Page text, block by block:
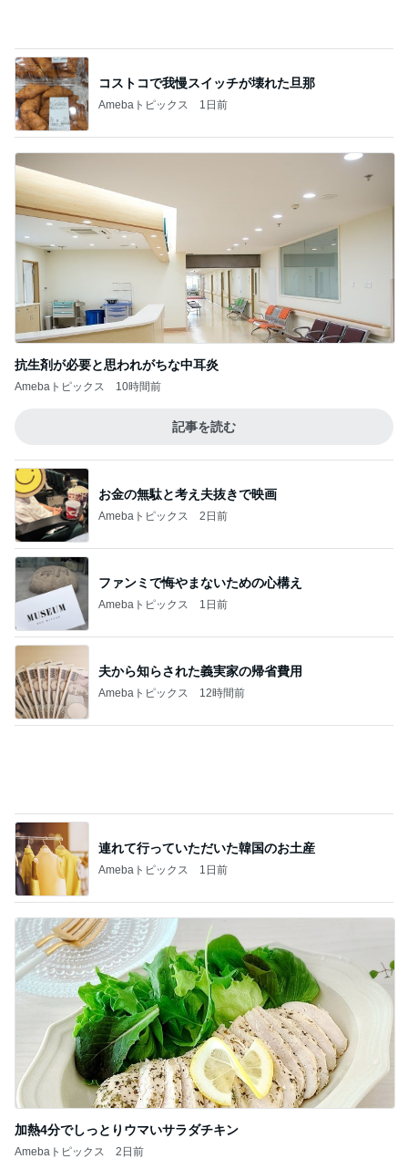
コストコで我慢スイッチが壊れた旦那
Amebaトピックス 1日前
抗生剤が必要と思われがちな中耳炎
Amebaトピックス 10時間前
記事を読む
お金の無駄と考え夫抜きで映画
Amebaトピックス 2日前
ファンミで悔やまないための心構え
Amebaトピックス 1日前
夫から知らされた義実家の帰省費用
Amebaトピックス 12時間前
連れて行っていただいた韓国のお土産
Amebaトピックス 1日前
加熱4分でしっとりウマいサラダチキン
Amebaトピックス 2日前